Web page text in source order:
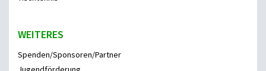
WEITERES
Spenden/Sponsoren/Partner